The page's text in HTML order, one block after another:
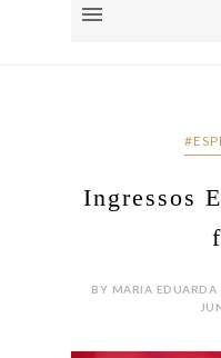
Ingressos
BY MARIA EDUARDA